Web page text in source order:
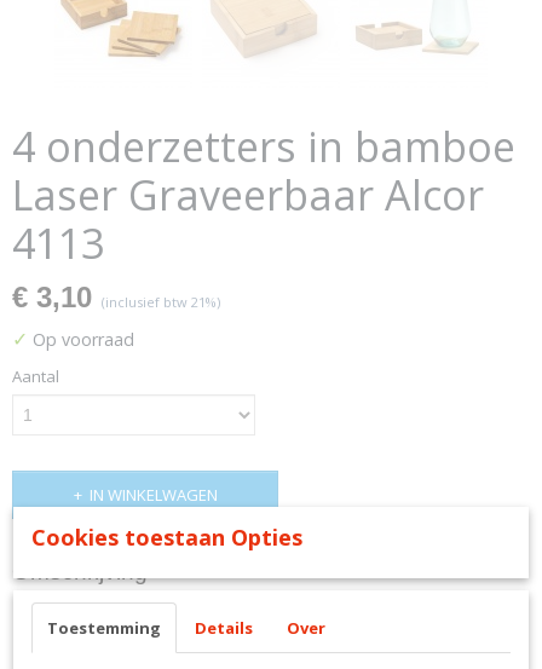
4 onderzetters in bamboe
Laser Graveerbaar Alcor
4113
€ 3,10 (inclusief btw 21%)
✓ Op voorraad
Aantal
IN WINKELWAGEN
4 onderzetters in bamboe Laser
Cookies toestaan Opties
Toestemming Details Over